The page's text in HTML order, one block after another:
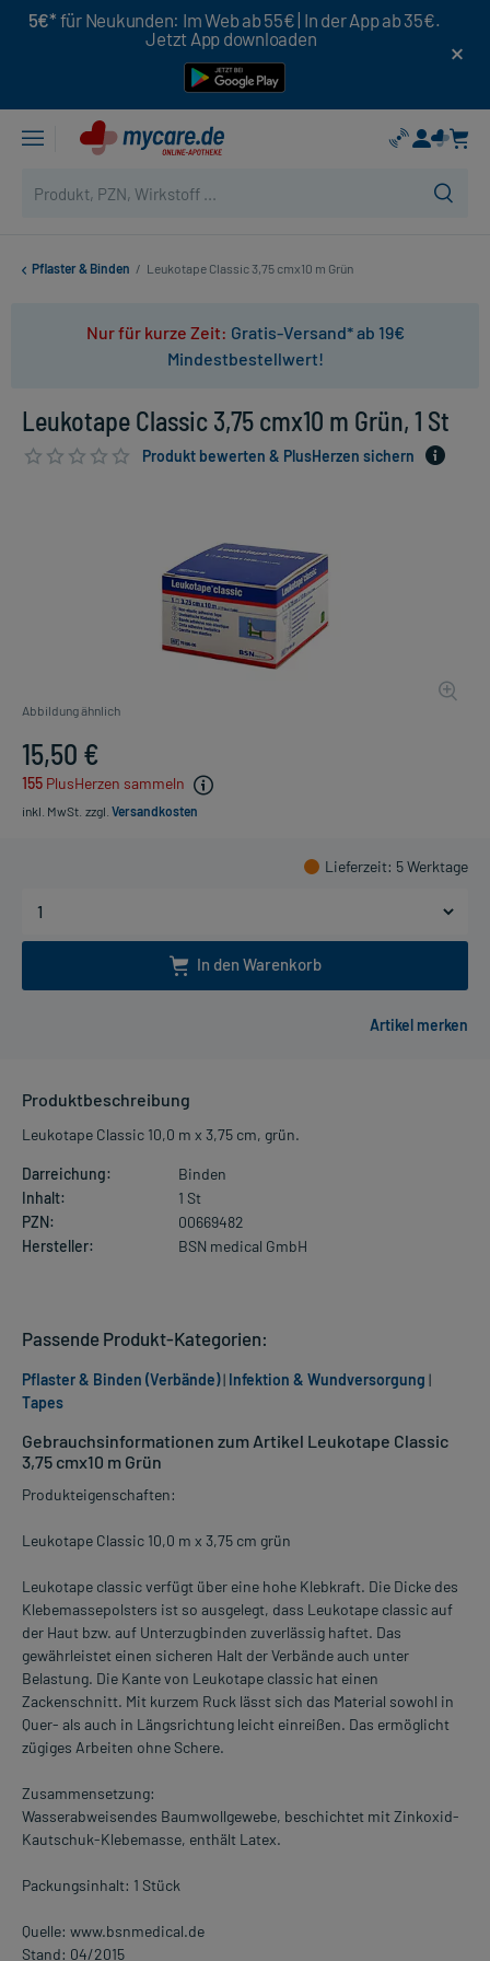
5€* für Neukunden: Im Web ab 55€ | In der App ab 35€.
Jetzt App downloaden
Pflaster & Binden / Leukotape Classic 3,75 cmx10 m Grün
Nur für kurze Zeit: Gratis-Versand* ab 19€
Mindestbestellwert!
Leukotape Classic 3,75 cmx10 m Grün, 1 St
Produkt bewerten & PlusHerzen sichern
Abbildung ähnlich
15,50 €
155 PlusHerzen sammeln
inkl. MwSt. zzgl. Versandkosten
Lieferzeit: 5 Werktage
In den Warenkorb
Produktbeschreibung
Leukotape Classic 10,0 m x 3,75 cm, grün.
Darreichung:
Binden
Inhalt:
1 St
PZN:
00669482
Hersteller:
BSN medical GmbH
Gebrauchsinformationen zum Artikel Leukotape Classic
3,75 cmx10 m Grün
Produkteigenschaften:
Leukotape Classic 10,0 m x 3,75 cm grün
Leukotape classic verfügt über eine hohe Klebkraft. Die Dicke des
Klebemassepolsters ist so ausgelegt, dass Leukotape classic auf
der Haut bzw. auf Unterzugbinden zuverlässig haftet. Das
gewährleistet einen sicheren Halt der Verbände auch unter
Belastung. Die Kante von Leukotape classic hat einen
Zackenschnitt. Mit kurzem Ruck lässt sich das Material sowohl in
Quer- als auch in Längsrichtung leicht einreißen. Das ermöglicht
zügiges Arbeiten ohne Schere.
Zusammensetzung:
Wasserabweisendes Baumwollgewebe, beschichtet mit Zinkoxid-
Kautschuk-Klebemasse, enthält Latex.
Packungsinhalt: 1 Stück
Quelle: www.bsnmedical.de
Stand: 04/2015
Passende Produkt-Kategorien:
Pflaster & Binden (Verbände)| Infektion & Wundversorgung |
Tapes